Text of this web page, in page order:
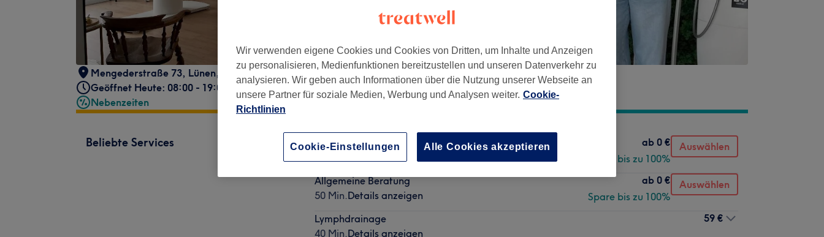
Mengederstraße 73, Lünen,
44536
Geöffnet Heute: 08:00 - 19:00
Nebenzeiten
Beliebte Services
Kostenlose LPG-Körperanalyse
ab 0 €
Spare bis zu 100%
Auswählen
Allgemeine Beratung
50 Min.Details anzeigen
ab 0 €
Spare bis zu 100%
Auswählen
Lymphdrainage
40 Min.Details anzeigen
59 €
Wir verwenden eigene Cookies und Cookies von Dritten, um Inhalte und Anzeigen
zu personalisieren, Medienfunktionen bereitzustellen und unseren Datenverkehr zu
analysieren. Wir geben auch Informationen über die Nutzung unserer Webseite an
unsere Partner für soziale Medien, Werbung und Analysen weiter. Cookie-
Richtlinien
Cookie-Einstellungen Alle Cookies akzeptieren